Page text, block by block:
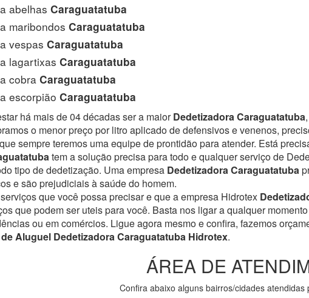
abelhas Caraguatatuba
maribondos Caraguatatuba
vespas Caraguatatuba
lagartixas Caraguatatuba
cobra Caraguatatuba
escorpião Caraguatatuba
há mais de 04 décadas ser a maiorDedetizadora Caraguatatuba
o menor preço por litro aplicado de defensivos e venenos,
sempre teremos uma equipe de prontidão para atender. Está
tem a solução precisa para todo e qualquer serviço de
tipo de dedetização. Uma empresa Dedetizadora Caraguatatuba
e são prejudiciais à saúde do homem.
que você possa precisar e que a empresa Hidrotex
que podem ser uteis para você. Basta nos ligar a qualquer
ou em comércios. Ligue agora mesmo e confira, fazemos
Aluguel Dedetizadora Caraguatatuba Hidrotex.
ÁREA DE
Confira abaixo alguns bairros/cidades atendidas